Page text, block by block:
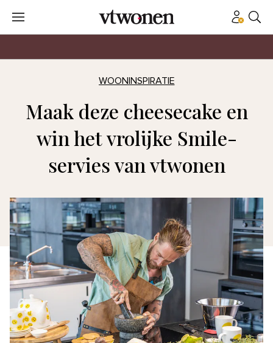
WOONINSPIRATIE
Maak deze cheesecake en
win het vrolijke Smile-
servies van vtwonen